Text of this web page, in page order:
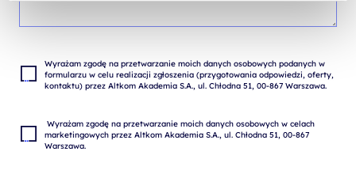
Wyrażam zgodę na przetwarzanie moich danych osobowych podanych w
formularzu w celu realizacji zgłoszenia (przygotowania odpowiedzi, oferty,
marketingowych przez Altkom Akademia S.A., ul. Chłodna 51, 00-867